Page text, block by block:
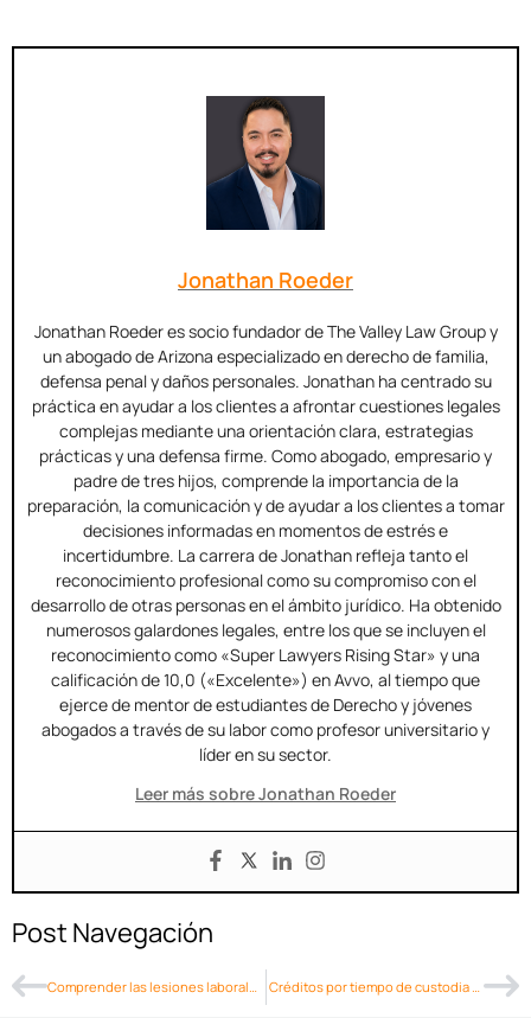
Jonathan Roeder
Jonathan Roeder es socio fundador de The Valley Law Group y
un abogado de Arizona especializado en derecho de familia,
defensa penal y daños personales. Jonathan ha centrado su
práctica en ayudar a los clientes a afrontar cuestiones legales
complejas mediante una orientación clara, estrategias
prácticas y una defensa firme. Como abogado, empresario y
padre de tres hijos, comprende la importancia de la
preparación, la comunicación y de ayudar a los clientes a tomar
decisiones informadas en momentos de estrés e
incertidumbre. La carrera de Jonathan refleja tanto el
reconocimiento profesional como su compromiso con el
desarrollo de otras personas en el ámbito jurídico. Ha obtenido
numerosos galardones legales, entre los que se incluyen el
reconocimiento como «Super Lawyers Rising Star» y una
calificación de 10,0 («Excelente») en Avvo, al tiempo que
ejerce de mentor de estudiantes de Derecho y jóvenes
abogados a través de su labor como profesor universitario y
líder en su sector.
Leer más sobre Jonathan Roeder
Post Navegación